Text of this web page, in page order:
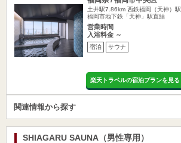
土井駅7.86km 西鉄福岡（天神）
福岡市地下鉄「天神」駅直結
営業時間
入浴料金 ～
宿泊 サウナ
楽天トラベルの宿泊プランを見る
関連情報から探す
SHIAGARU SAUNA（男性専用）